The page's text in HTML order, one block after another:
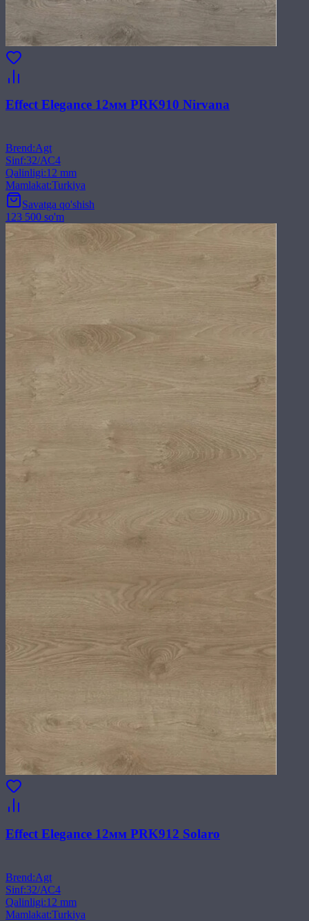
Effect Elegance 12мм PRK910 Nirvana
Brend:Agt
Sinf:32/АС4
Qalinligi:12 mm
Mamlakat:Turkiya
Savatga qo'shish
123 500 so'm
Effect Elegance 12мм PRK912 Solaro
Brend:Agt
Sinf:32/АС4
Qalinligi:12 mm
Mamlakat:Turkiya